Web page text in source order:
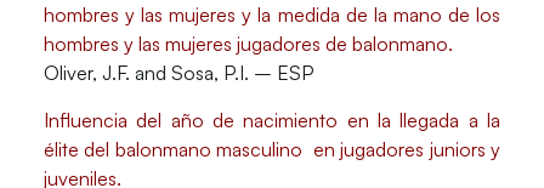
hombres y las mujeres y la medida de la mano de los
hombres y las mujeres jugadores de balonmano.
Oliver, J.F. and Sosa, P.I. – ESP
Influencia del año de nacimiento en la llegada a la
élite del balonmano masculino en jugadores juniors y
juveniles.